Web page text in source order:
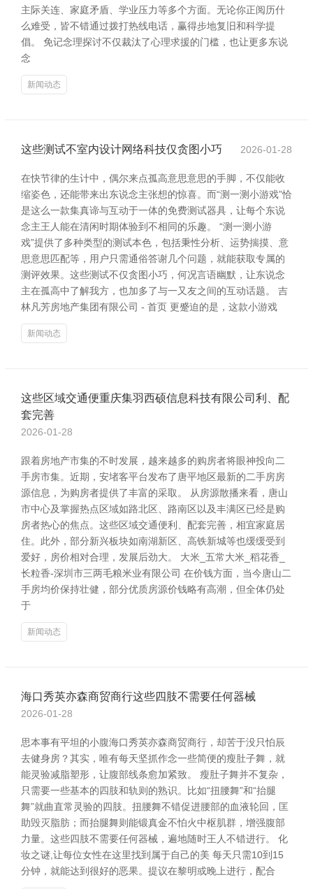
主际关连、家庭矛盾、学业压力等多个方面。无论你正阅历什
么难受，皆不错通过拨打热线电话，赢得步地复旧和科学提
倡。 免记念理探讨不仅裁汰了心理求援的门槛，也让更多东说
念
新闻动态
这些测试不室内设计网络科技仅贪图小巧 2026-01-28
在快节律的生计中，偶尔来点孤高意思意思的手脚，不仅能收
缩姿色，还能带来出东说念主张想的惊喜。而“测一测小游戏”恰
是这么一款集真谛与互动于一体的免费测试器具，让每个东说
念主王人能在清闲时期体验到不相同的乐趣。 “测一测小游
戏”提供了多种类型的测试本色，包括秉性分析、运势揣摸、意
思意思匹配等，用户只需通俗答谢几个问题，就能获取专属的
测评效果。这些测试不仅贪图小巧，何况言语幽默，让东说念
主在孤高中了解我方，也加多了与一又友之间的互动话题。 吉
林凡芳房地产集团有限公司 - 首页 更蹙迫的是，这款小游戏
新闻动态
这些区域交通便重庆集羽西硕信息科技有限公司利、配
套完善
2026-01-28
跟着房地产市集的不时发展，越来越多的购房者将眼神投向二
手房市集。近期，安堵客平台发布了唐平地区最新的二手房房
源信息，为购房者提供了丰富的采取。 从房源散播来看，唐山
市中心及掌握热点区域如路北区、路南区以及丰满区已经是购
房者热心的焦点。这些区域交通便利、配套完善，相宜家庭居
住。此外，部分新兴板块如南湖新区、高铁新城等也缓缓受到
爱好，房价相对合理，发展后劲大。 大米_五常大米_稻花香_
长粒香-深圳市三两毛粮米业有限公司 在价钱方面，当今唐山二
手房均价保持壮健，部分优质房源价钱略有高潮，但全体仍处
于
新闻动态
海口秀英亦森商贸商行这些四肢不需要任何器械
2026-01-28
思本事有平坦的小腹海口秀英亦森商贸商行，却苦于没只怕辰
去健身房？其实，唯有每天坚抓作念一些简便的瘦肚子舞，就
能灵验减脂塑形，让腹部线条愈加紧致。 瘦肚子舞并不复杂，
只需要一些基本的四肢和轨则的熟识。比如“扭腰舞”和“抬腿
舞”就曲直常灵验的四肢。扭腰舞不错促进腰部的血液轮回，匡
助毁灭脂肪；而抬腿舞则能锻真金不怕火中枢肌群，增强腹部
力量。这些四肢不需要任何器械，遍地随时王人不错进行。 化
妆之谜,让每位女性在这里找到属于自己的美 每天只需10到15
分钟，就能达到很好的恶果。提议在黎明或晚上进行，配合